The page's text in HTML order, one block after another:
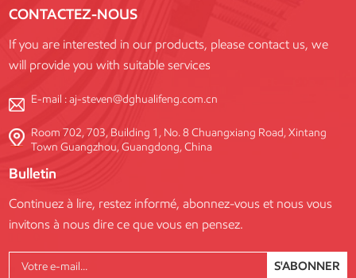
CONTACTEZ-NOUS
If you are interested in our products, please contact us, we
will provide you with suitable services
E-mail :aj-steven@dghualifeng.com.cn
Room 702, 703, Building 1, No. 8 Chuangxiang Road, Xintang
Town Guangzhou, Guangdong, China
Bulletin
Continuez à lire, restez informé, abonnez-vous et nous vous
invitons à nous dire ce que vous en pensez.
S'ABONNER